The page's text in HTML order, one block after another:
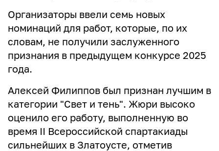
Организаторы ввели семь новых
номинаций для работ, которые, по их
словам, не получили заслуженного
признания в предыдущем конкурсе 2025
года.
Алексей Филиппов был признан лучшим в
категории "Свет и тень". Жюри высоко
оценило его работу, выполненную во
время II Всероссийской спартакиады
сильнейших в Златоусте, отметив